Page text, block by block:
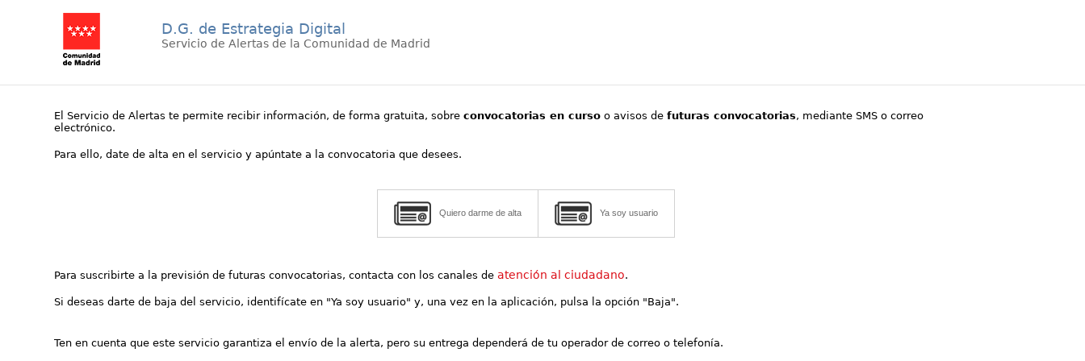
D.G. de Estrategia Digital
Servicio de Alertas de la Comunidad de Madrid
El Servicio de Alertas te permite recibir información, de forma gratuita, sobreconvocatorias en curso o avisos defuturas convocatorias, mediante SMS o correo
electrónico.
Para ello, date de alta en el servicio y apúntate a la convocatoria que desees.
Quiero darme de alta Ya soy usuario
Para suscribirte a la previsión de futuras convocatorias, contacta con los canales deatención al ciudadano.
Si deseas darte de baja del servicio, identifícate en "Ya soy usuario" y, una vez en la aplicación, pulsa la opción "Baja".
Ten en cuenta que este servicio garantiza el envío de la alerta, pero su entrega dependerá de tu operador de correo o telefonía.